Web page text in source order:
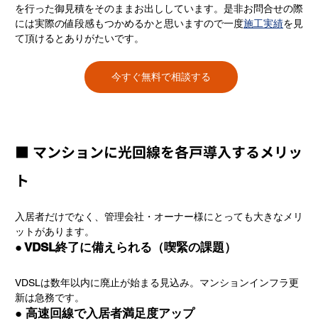
を行った御見積をそのままお出ししています。是非お問合せの際
には実際の値段感もつかめるかと思いますので一度施工実績を見
て頂けるとありがたいです。
今すぐ無料で相談する
■ マンションに光回線を各戸導入するメリッ
ト
入居者だけでなく、管理会社・オーナー様にとっても大きなメリ
ットがあります。
● VDSL終了に備えられる（喫緊の課題）
VDSLは数年以内に廃止が始まる見込み。マンションインフラ更
新は急務です。
● 高速回線で入居者満足度アップ